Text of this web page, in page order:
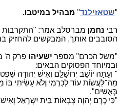
"שטאזילנד" מבהיל במיטבו.
רבי נחמן מברסלב אמר: "התקרבות
הסובבים אותך, המבקשים להחזיק
"משל הכרם" מספר ישעיהו פרק ה'
ובמיוחד הפסוקים הבאים:
" וְעַתָּה יוֹשֵׁב יְרוּשָׁלִַם וְאִישׁ יְהוּדָה
מַה־לַּעֲשׂוֹת עוֹד לְכַרְמִי וְלֹא עָשִׂיתִי בּוֹ
בְּאֻשִׁים".
"כִּי כֶרֶם יְהוָה צְבָאוֹת בֵּית יִשְׂרָאֵל וְאִישׁ